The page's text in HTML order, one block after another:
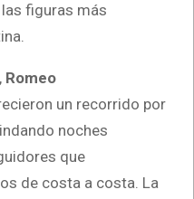
figuras más
Romeo
un recorrido por
noches
que
de costa a costa. La